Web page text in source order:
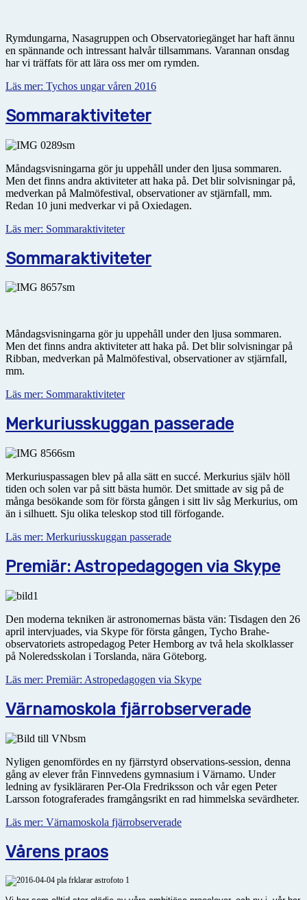
Rymdungarna, Nasagruppen och Observatoriegänget har haft ännu
en spännande och intressant halvår tillsammans. Varannan onsdag
har vi träffats för att lära oss mer om rymden.
Läs mer: Tychos ungar våren 2016
Sommaraktiviteter
Måndagsvisningarna gör ju uppehåll under den ljusa sommaren.
Men det finns andra aktiviteter att haka på. Det blir solvisningar på,
medverkan på Malmöfestival, observationer av stjärnfall, mm.
Redan 10 juni medverkar vi på Oxiedagen.
Läs mer: Sommaraktiviteter
Sommaraktiviteter
Måndagsvisningarna gör ju uppehåll under den ljusa sommaren.
Men det finns andra aktiviteter att haka på. Det blir solvisningar på
Ribban, medverkan på Malmöfestival, observationer av stjärnfall,
mm.
Läs mer: Sommaraktiviteter
Merkuriusskuggan passerade
Merkuriuspassagen blev på alla sätt en succé. Merkurius själv höll
tiden och solen var på sitt bästa humör. Det smittade av sig på de
många besökande som för första gången i sitt liv såg Merkurius, om
än i silhuett. Sju olika teleskop stod till förfogande.
Läs mer: Merkuriusskuggan passerade
Premiär: Astropedagogen via Skype
Den moderna tekniken är astronomernas bästa vän: Tisdagen den 26
april intervjuades, via Skype för första gången, Tycho Brahe-
observatoriets astropedagog Peter Hemborg av två hela skolklasser
på Noleredsskolan i Torslanda, nära Göteborg.
Läs mer: Premiär: Astropedagogen via Skype
Värnamoskola fjärrobserverade
Nyligen genomfördes en ny fjärrstyrd observations-session, denna
gång av elever från Finnvedens gymnasium i Värnamo. Under
ledning av fysikläraren Per-Ola Fredriksson och vår egen Peter
Larsson fotograferades framgångsrikt en rad himmelska sevärdheter.
Läs mer: Värnamoskola fjärrobserverade
Vårens praos